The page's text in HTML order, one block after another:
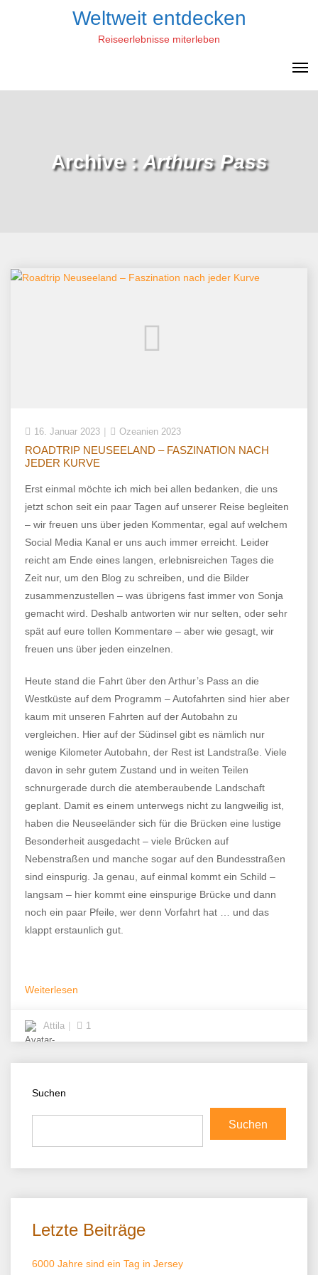
Weltweit entdecken
Reiseerlebnisse miterleben
Archive : Arthurs Pass
16. Januar 2023 Ozeanien 2023
ROADTRIP NEUSEELAND – FASZINATION NACH
JEDER KURVE
Erst einmal möchte ich mich bei allen bedanken, die uns
jetzt schon seit ein paar Tagen auf unserer Reise begleiten
– wir freuen uns über jeden Kommentar, egal auf welchem
Social Media Kanal er uns auch immer erreicht. Leider
reicht am Ende eines langen, erlebnisreichen Tages die
Zeit nur, um den Blog zu schreiben, und die Bilder
zusammenzustellen – was übrigens fast immer von Sonja
gemacht wird. Deshalb antworten wir nur selten, oder sehr
spät auf eure tollen Kommentare – aber wie gesagt, wir
freuen uns über jeden einzelnen.
Heute stand die Fahrt über den Arthur’s Pass an die
Westküste auf dem Programm – Autofahrten sind hier aber
kaum mit unseren Fahrten auf der Autobahn zu
vergleichen. Hier auf der Südinsel gibt es nämlich nur
wenige Kilometer Autobahn, der Rest ist Landstraße. Viele
davon in sehr gutem Zustand und in weiten Teilen
schnurgerade durch die atemberaubende Landschaft
geplant. Damit es einem unterwegs nicht zu langweilig ist,
haben die Neuseeländer sich für die Brücken eine lustige
Besonderheit ausgedacht – viele Brücken auf
Nebenstraßen und manche sogar auf den Bundesstraßen
sind einspurig. Ja genau, auf einmal kommt ein Schild –
langsam – hier kommt eine einspurige Brücke und dann
noch ein paar Pfeile, wer denn Vorfahrt hat … und das
klappt erstaunlich gut.
Weiterlesen
Attila 1
Suchen
Suchen
Letzte Beiträge
6000 Jahre sind ein Tag in Jersey